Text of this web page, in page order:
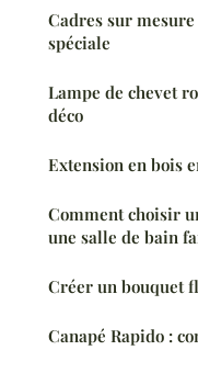
Cadres sur
spéciale
Lampe de chevet
déco
Extension en bois
Comment choisir
une salle de bain
Créer un bouquet
Canapé Rapido :